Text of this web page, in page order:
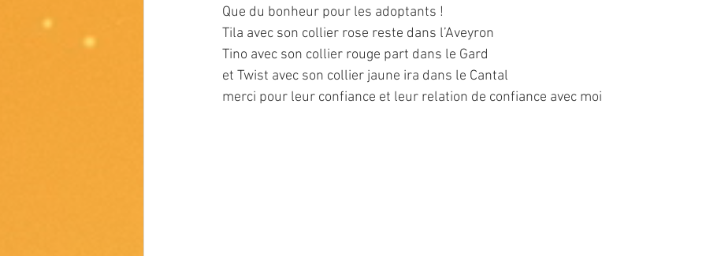
Que du bonheur pour les adoptants !
Tila avec son collier rose reste dans l’Aveyron
Tino avec son collier rouge part dans le Gard
et Twist avec son collier jaune ira dans le Cantal
merci pour leur confiance et leur relation de confiance avec moi